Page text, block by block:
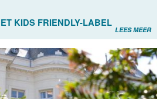
KIDS FRIENDLY-LABEL
LEES MEER